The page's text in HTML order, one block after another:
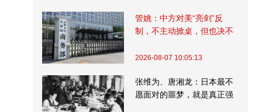
管姚：中方对美“亮剑”反
制，不主动掀桌，但也决不
2026-08-07 10:05:13
张维为、唐湘龙：日本最不
愿面对的噩梦，就是真正强